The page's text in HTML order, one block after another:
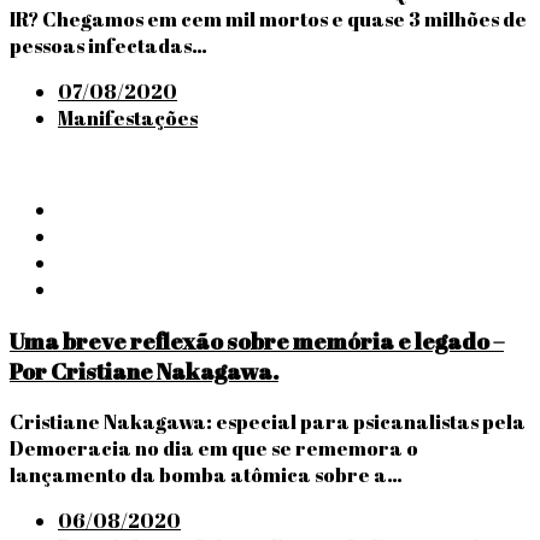
IR? Chegamos em cem mil mortos e quase 3 milhões de
pessoas infectadas…
Posted
on
07/08/2020
Manifestações
Uma breve reflexão sobre memória e legado –
Por Cristiane Nakagawa.
Cristiane Nakagawa: especial para psicanalistas pela
Democracia no dia em que se rememora o
lançamento da bomba atômica sobre a…
Posted
06/08/2020